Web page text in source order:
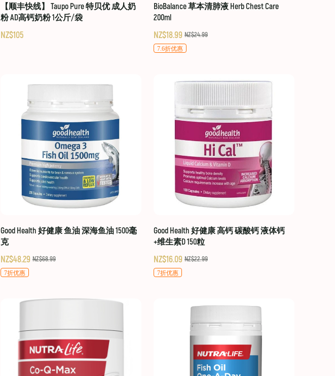
【顺丰快线】 Taupo Pure 特贝优 成人奶
粉 AD高钙奶粉 1公斤/袋
NZ$105
BioBalance 草本清肺液 Herb Chest Care
200ml
NZ$18.99 NZ$24.99
7.6折优惠
Good Health 好健康 鱼油 深海鱼油 1500毫
克
NZ$48.29 NZ$68.99
7折优惠
Good Health 好健康 高钙 碳酸钙 液体钙
+维生素D 150粒
NZ$16.09 NZ$22.99
7折优惠